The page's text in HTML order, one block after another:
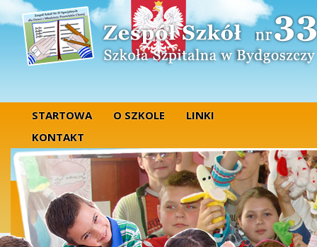
STARTOWA O SZKOLE
LINKI
KONTAKT